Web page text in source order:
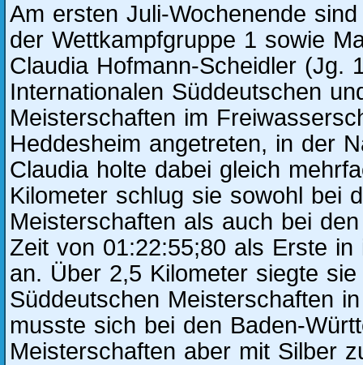
Am ersten Juli-Wochenende
der Wettkampfgruppe 1 sowie
Claudia Hofmann-Scheidler (Jg.
Internationalen Süddeutschen
Meisterschaften im
Heddesheim angetreten, in der
Claudia holte dabei gleich
Kilometer schlug sie sowohl bei
Meisterschaften als auch bei
Zeit von 01:22:55;80 als Erste in
an. Über 2,5 Kilometer siegte
Süddeutschen Meisterschaften
musste sich bei den Baden-
Meisterschaften aber mit Silber